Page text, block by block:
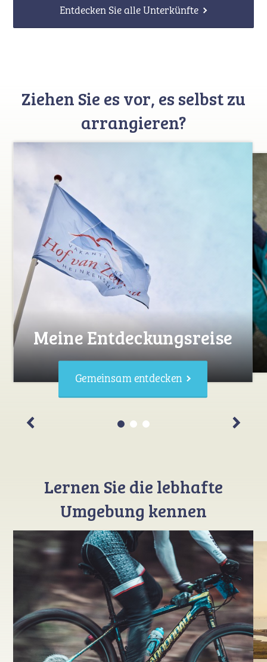
Entdecken Sie alle Unterkünfte
Ziehen Sie es vor, es selbst zu
arrangieren?
Meine Entdeckungsreise
Gemeinsam entdecken
Lernen Sie die lebhafte
Umgebung kennen